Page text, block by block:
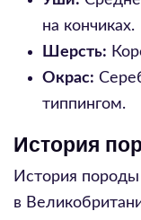
на кончиках.
Шерсть:
Окрас:
типпингом.
История
История породы
в